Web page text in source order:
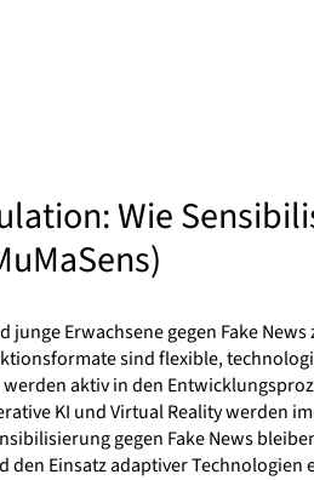
Wie
junge Erwachsene gegen Fake
sind flexible,
aktiv in den
KI und Virtual Reality werden
gegen Fake News
den Einsatz adaptiver